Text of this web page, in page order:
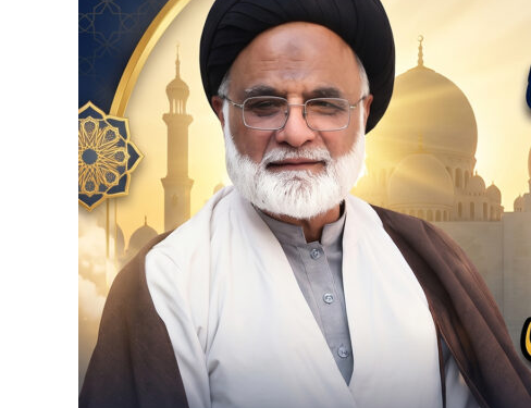
Allah
Pasandeeda
Bandon
Mein
Shamil
Hain?
Allah
Ke
Bandon